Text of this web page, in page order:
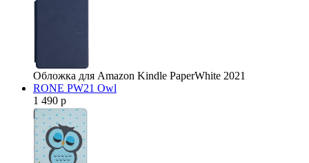
Обложка для Amazon Kindle PaperWhite 2021
RONE PW21 Owl
1 490 р